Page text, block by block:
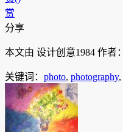
赏
分享
本文由 设计创意1984 作者：
关键词： photo, photography,